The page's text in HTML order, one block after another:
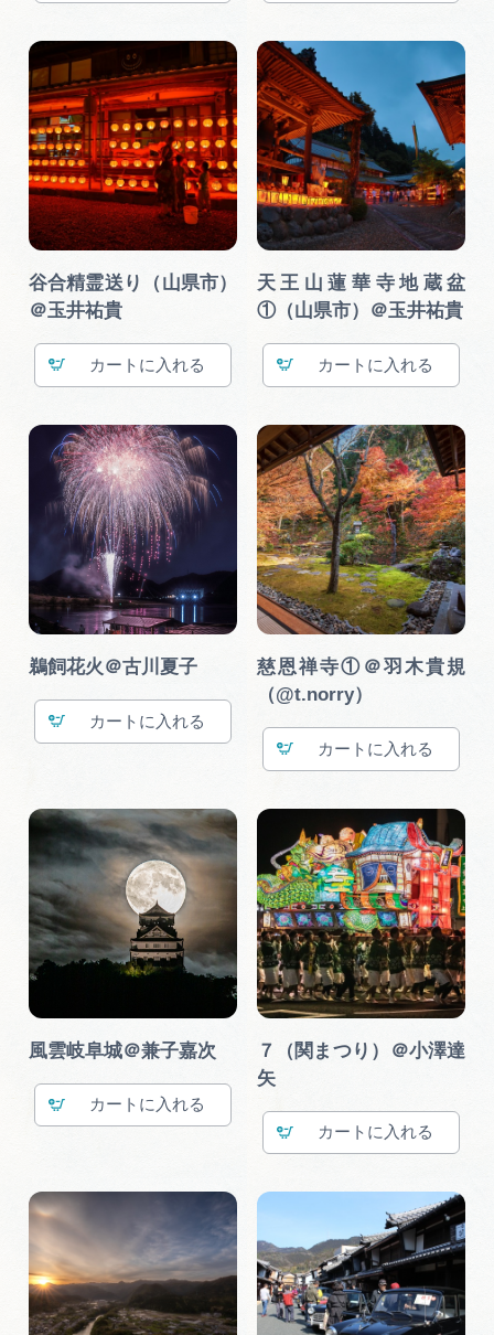
谷合精霊送り（山県市）
＠玉井祐貴
カート
天王山蓮華寺地蔵盆
①（山県市）＠玉井祐貴
カート
鵜飼花火＠古川夏子
カート
慈恩禅寺①＠羽木貴規
（@t.norry）
カート
風雲岐阜城＠兼子嘉次
カート
７（関まつり）＠小澤達
矢
カート